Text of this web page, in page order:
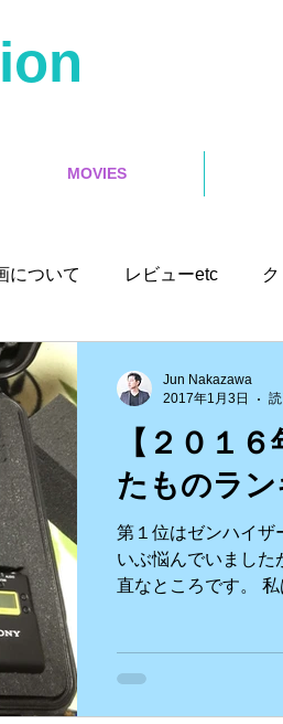
MOVIES
について レビューetc
Misoca アンバサダーetc
サーズ ゲット本 Final
ケ 英語etc 動画制作
ニメーション
【２０１
たものラン
第１位はゼンハイザ
いぶ悩んでいました
直なところです。
Jun Nakazawa
2017年1月3日